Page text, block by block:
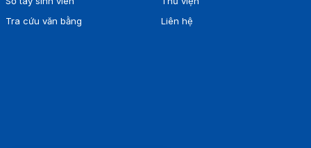
Tra cứu văn bằng
Liên hệ